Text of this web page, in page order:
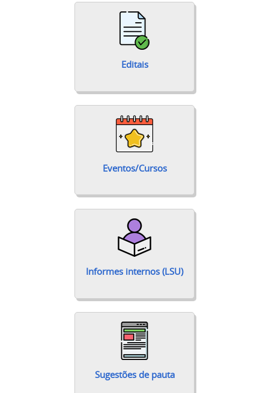
Editais
Eventos/Cursos
Informes internos (LSU)
Sugestões de pauta